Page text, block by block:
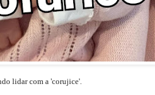
lidar com a 'corujice'.